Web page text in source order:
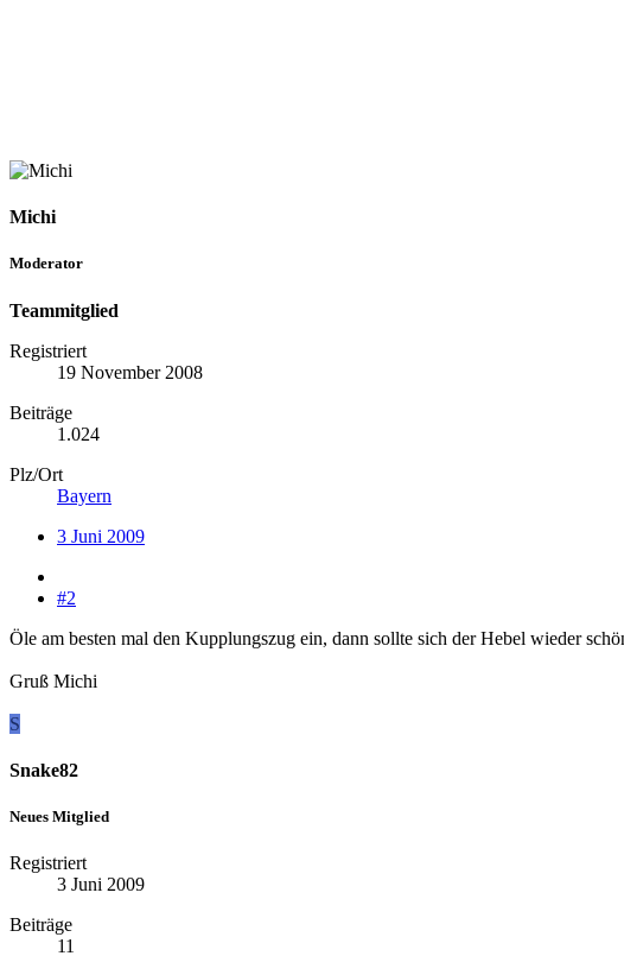
Michi
Moderator
Teammitglied
Registriert
19 November 2008
Beiträge
1.024
Plz/Ort
Bayern
3 Juni 2009
#2
Öle am besten mal den Kupplungszug ein, dann sollte sich der Hebel wieder
Gruß Michi
S
Snake82
Neues Mitglied
Registriert
3 Juni 2009
Beiträge
11